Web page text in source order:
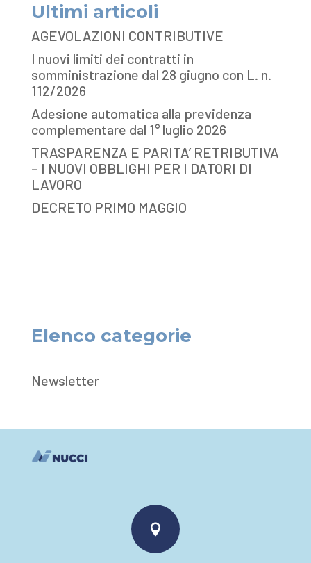
Ultimi articoli
AGEVOLAZIONI CONTRIBUTIVE
I nuovi limiti dei contratti in
somministrazione dal 28 giugno con L. n.
112/2026
Adesione automatica alla previdenza
complementare dal 1° luglio 2026
TRASPARENZA E PARITA’ RETRIBUTIVA
– I NUOVI OBBLIGHI PER I DATORI DI
LAVORO
DECRETO PRIMO MAGGIO
Elenco categorie
Newsletter
